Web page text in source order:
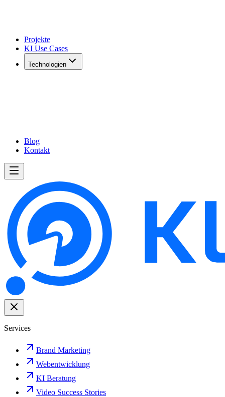
Projekte
KI Use Cases
Technologien
Blog
Kontakt
Services
Brand Marketing
Webentwicklung
KI Beratung
Video Success Stories